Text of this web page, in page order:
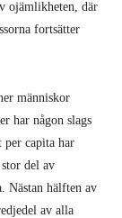
ojämlikheten, där
fortsätter
människor
har någon slags
per capita har
del av
Nästan hälften av
av alla